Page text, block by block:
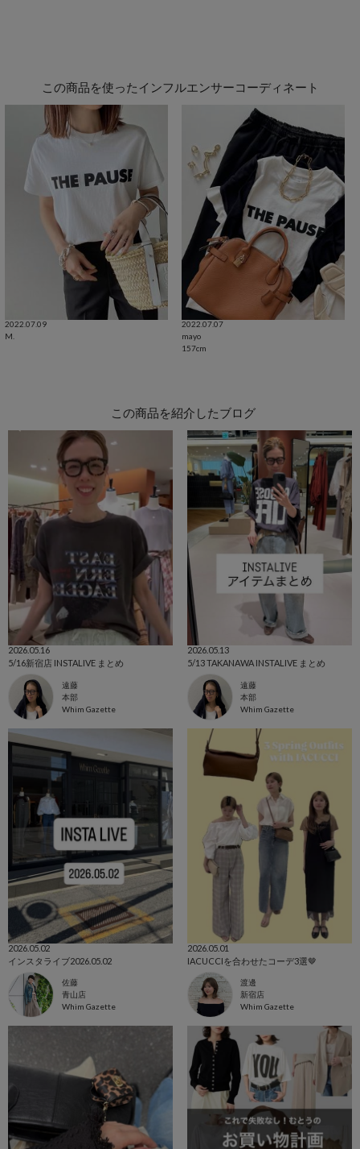
この商品を使ったインフルエンサーコーディネート
2022.07.09
M.
2022.07.07
mayo
157cm
この商品を紹介したブログ
2026.05.16
5/16新宿店 INSTALIVE まとめ
遠藤
本部
Whim Gazette
2026.05.13
5/13 TAKANAWA INSTALIVE まとめ
遠藤
本部
Whim Gazette
2026.05.02
インスタライブ2026.05.02
佐藤
青山店
Whim Gazette
2026.05.01
IACUCCIを合わせたコーデ3選🤎
渡邊
新宿店
Whim Gazette